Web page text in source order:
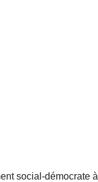
social-démocrate à